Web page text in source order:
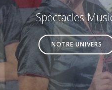
Spectacles
NOTRE UNIVERS